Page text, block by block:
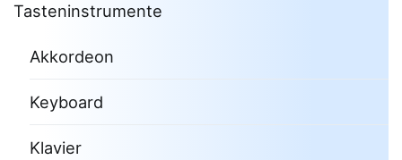
Tasteninstrumente
Akkordeon
Keyboard
Klavier